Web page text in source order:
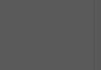
riconosciuto lo
vulcanici. A
di altitudine, su
ricchi di minerali
La cantina è stata